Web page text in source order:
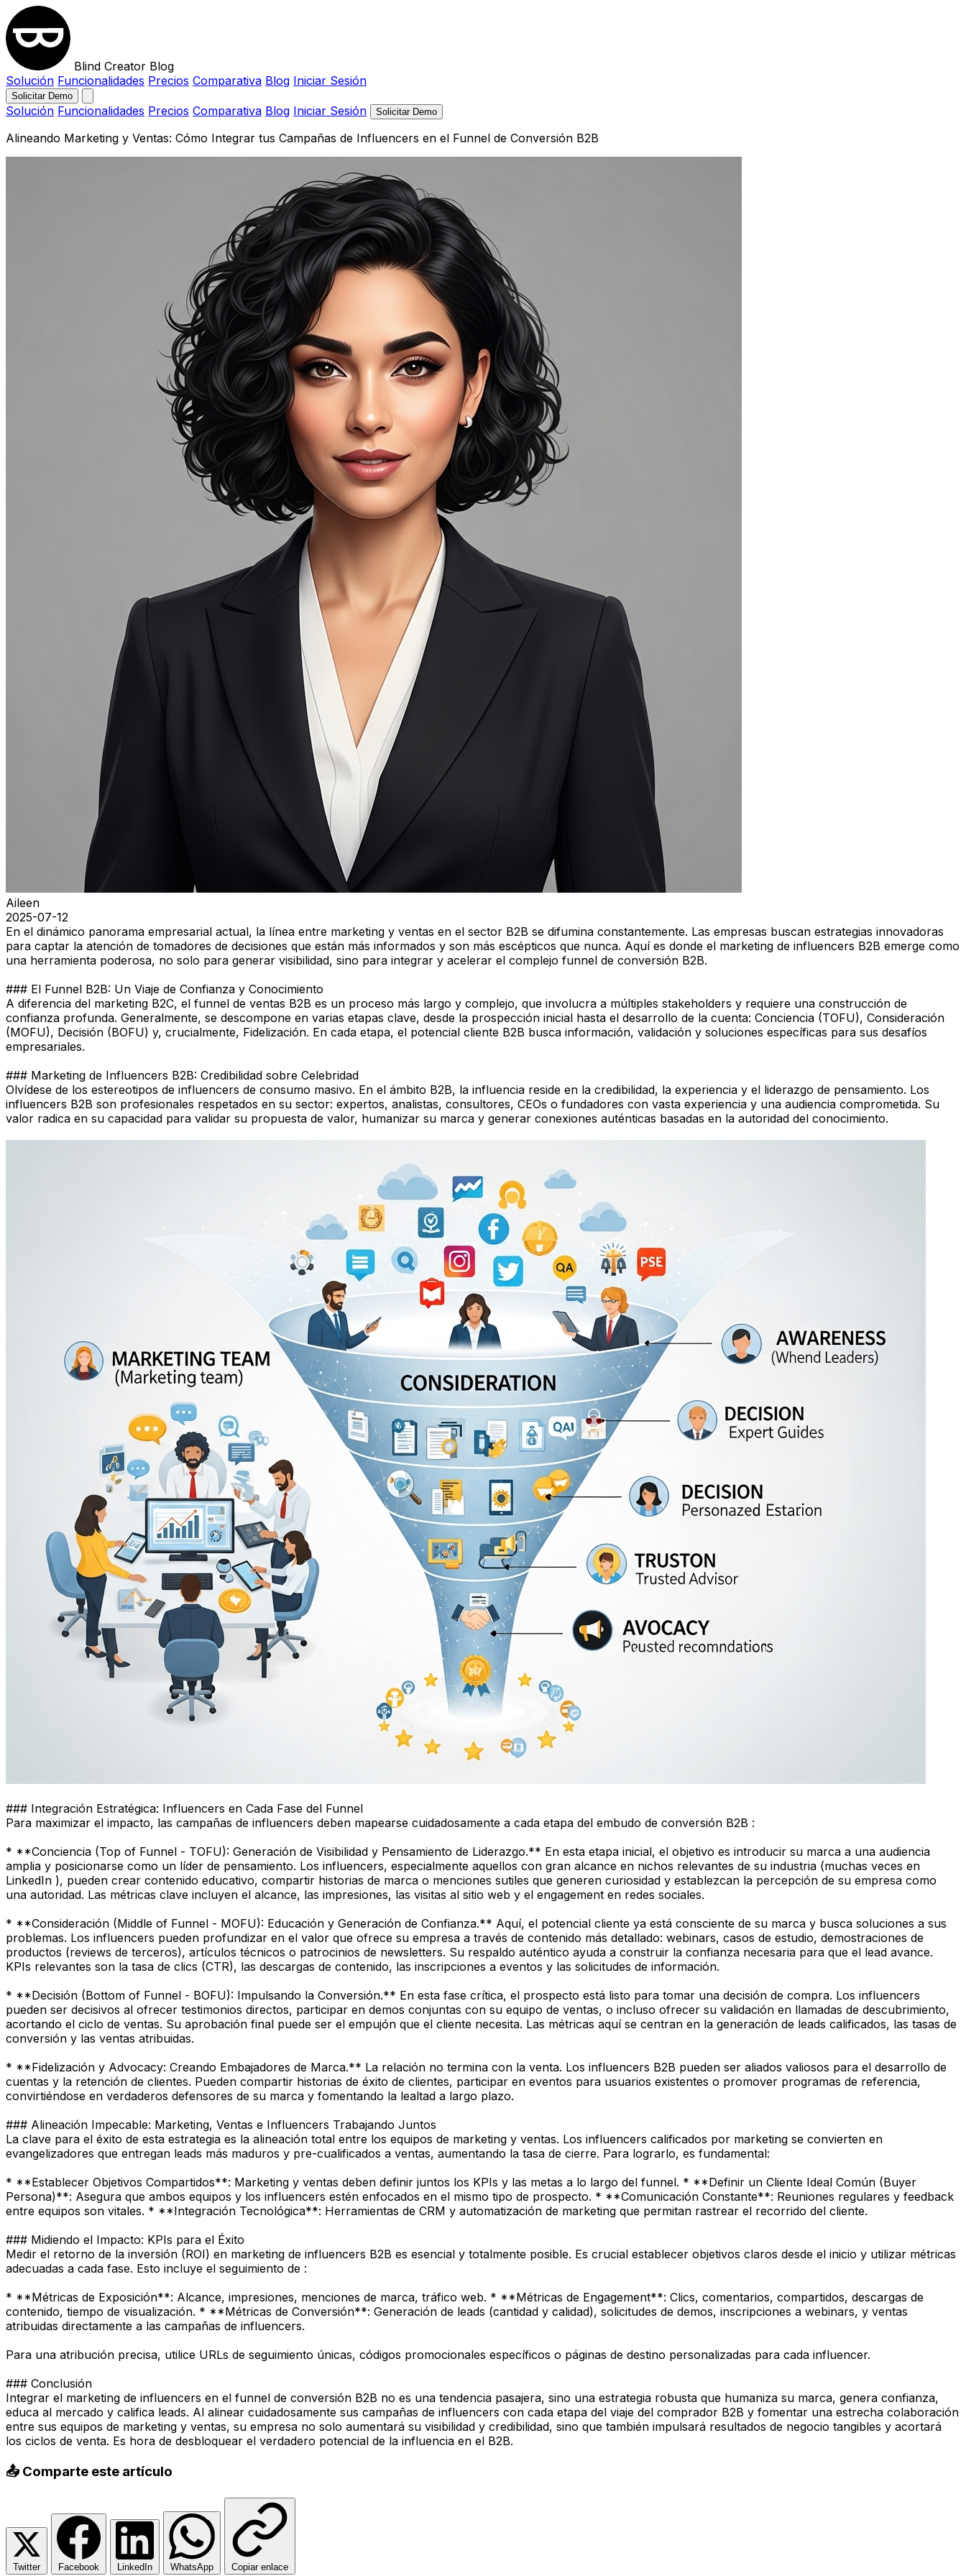
Blind Creator Blog
Solución Funcionalidades Precios Comparativa Blog Iniciar Sesión
Solicitar Demo
Solución Funcionalidades Precios Comparativa Blog Iniciar Sesión Solicitar Demo
Alineando Marketing y Ventas: Cómo Integrar tus Campañas de Influencers en el Funnel de Conversión B2B
Aileen
2025-07-12
En el dinámico panorama empresarial actual, la línea entre marketing y ventas en el sector B2B se difumina constantemente. Las empresas buscan estrategias innovadoras
para captar la atención de tomadores de decisiones que están más informados y son más escépticos que nunca. Aquí es donde el marketing de influencers B2B emerge como
una herramienta poderosa, no solo para generar visibilidad, sino para integrar y acelerar el complejo funnel de conversión B2B.
### El Funnel B2B: Un Viaje de Confianza y Conocimiento
A diferencia del marketing B2C, el funnel de ventas B2B es un proceso más largo y complejo, que involucra a múltiples stakeholders y requiere una construcción de
confianza profunda. Generalmente, se descompone en varias etapas clave, desde la prospección inicial hasta el desarrollo de la cuenta: Conciencia (TOFU), Consideración
(MOFU), Decisión (BOFU) y, crucialmente, Fidelización. En cada etapa, el potencial cliente B2B busca información, validación y soluciones específicas para sus desafíos
empresariales.
### Marketing de Influencers B2B: Credibilidad sobre Celebridad
Olvídese de los estereotipos de influencers de consumo masivo. En el ámbito B2B, la influencia reside en la credibilidad, la experiencia y el liderazgo de pensamiento. Los
influencers B2B son profesionales respetados en su sector: expertos, analistas, consultores, CEOs o fundadores con vasta experiencia y una audiencia comprometida. Su
valor radica en su capacidad para validar su propuesta de valor, humanizar su marca y generar conexiones auténticas basadas en la autoridad del conocimiento.
### Integración Estratégica: Influencers en Cada Fase del Funnel
Para maximizar el impacto, las campañas de influencers deben mapearse cuidadosamente a cada etapa del embudo de conversión B2B :
* **Conciencia (Top of Funnel - TOFU): Generación de Visibilidad y Pensamiento de Liderazgo.** En esta etapa inicial, el objetivo es introducir su marca a una audiencia
amplia y posicionarse como un líder de pensamiento. Los influencers, especialmente aquellos con gran alcance en nichos relevantes de su industria (muchas veces en
LinkedIn ), pueden crear contenido educativo, compartir historias de marca o menciones sutiles que generen curiosidad y establezcan la percepción de su empresa como
una autoridad. Las métricas clave incluyen el alcance, las impresiones, las visitas al sitio web y el engagement en redes sociales.
* **Consideración (Middle of Funnel - MOFU): Educación y Generación de Confianza.** Aquí, el potencial cliente ya está consciente de su marca y busca soluciones a sus
problemas. Los influencers pueden profundizar en el valor que ofrece su empresa a través de contenido más detallado: webinars, casos de estudio, demostraciones de
productos (reviews de terceros), artículos técnicos o patrocinios de newsletters. Su respaldo auténtico ayuda a construir la confianza necesaria para que el lead avance.
KPIs relevantes son la tasa de clics (CTR), las descargas de contenido, las inscripciones a eventos y las solicitudes de información.
* **Decisión (Bottom of Funnel - BOFU): Impulsando la Conversión.** En esta fase crítica, el prospecto está listo para tomar una decisión de compra. Los influencers
pueden ser decisivos al ofrecer testimonios directos, participar en demos conjuntas con su equipo de ventas, o incluso ofrecer su validación en llamadas de descubrimiento,
acortando el ciclo de ventas. Su aprobación final puede ser el empujón que el cliente necesita. Las métricas aquí se centran en la generación de leads calificados, las tasas de
conversión y las ventas atribuidas.
* **Fidelización y Advocacy: Creando Embajadores de Marca.** La relación no termina con la venta. Los influencers B2B pueden ser aliados valiosos para el desarrollo de
cuentas y la retención de clientes. Pueden compartir historias de éxito de clientes, participar en eventos para usuarios existentes o promover programas de referencia,
convirtiéndose en verdaderos defensores de su marca y fomentando la lealtad a largo plazo.
### Alineación Impecable: Marketing, Ventas e Influencers Trabajando Juntos
La clave para el éxito de esta estrategia es la alineación total entre los equipos de marketing y ventas. Los influencers calificados por marketing se convierten en
evangelizadores que entregan leads más maduros y pre-cualificados a ventas, aumentando la tasa de cierre. Para lograrlo, es fundamental:
* **Establecer Objetivos Compartidos**: Marketing y ventas deben definir juntos los KPIs y las metas a lo largo del funnel. * **Definir un Cliente Ideal Común (Buyer
Persona)**: Asegura que ambos equipos y los influencers estén enfocados en el mismo tipo de prospecto. * **Comunicación Constante**: Reuniones regulares y feedback
entre equipos son vitales. * **Integración Tecnológica**: Herramientas de CRM y automatización de marketing que permitan rastrear el recorrido del cliente.
### Midiendo el Impacto: KPIs para el Éxito
Medir el retorno de la inversión (ROI) en marketing de influencers B2B es esencial y totalmente posible. Es crucial establecer objetivos claros desde el inicio y utilizar métricas
adecuadas a cada fase. Esto incluye el seguimiento de :
* **Métricas de Exposición**: Alcance, impresiones, menciones de marca, tráfico web. * **Métricas de Engagement**: Clics, comentarios, compartidos, descargas de
contenido, tiempo de visualización. * **Métricas de Conversión**: Generación de leads (cantidad y calidad), solicitudes de demos, inscripciones a webinars, y ventas
atribuidas directamente a las campañas de influencers.
Para una atribución precisa, utilice URLs de seguimiento únicas, códigos promocionales específicos o páginas de destino personalizadas para cada influencer.
### Conclusión
Integrar el marketing de influencers en el funnel de conversión B2B no es una tendencia pasajera, sino una estrategia robusta que humaniza su marca, genera confianza,
educa al mercado y califica leads. Al alinear cuidadosamente sus campañas de influencers con cada etapa del viaje del comprador B2B y fomentar una estrecha colaboración
entre sus equipos de marketing y ventas, su empresa no solo aumentará su visibilidad y credibilidad, sino que también impulsará resultados de negocio tangibles y acortará
los ciclos de venta. Es hora de desbloquear el verdadero potencial de la influencia en el B2B.
📤 Comparte este artículo
Twitter Facebook LinkedIn WhatsApp Copiar enlace